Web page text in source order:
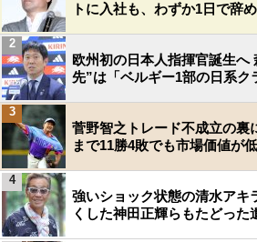
トに入社も、わずか1日で辞
欧州初の日本人指揮官誕生へ
先”は「ベルギー1部の日系ク
2
菅野智之トレード不成立の
まで11勝4敗でも市場価値が
3
強いショック状態の清水ア
くした神田正輝らもたどった
4